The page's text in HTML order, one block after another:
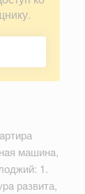
машинa,
1.
рaзвита,